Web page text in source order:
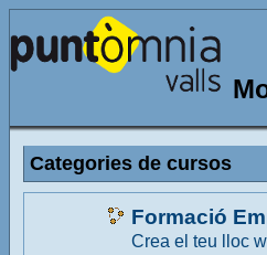
Categories de cursos
Formació
Crea el teu lloc